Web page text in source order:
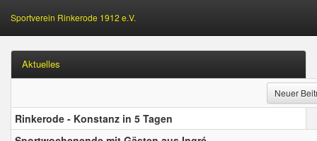
Sportverein Rinkerode 1912 e.V.
Aktuelles
Neuer
Rinkerode - Konstanz in 5 Tagen